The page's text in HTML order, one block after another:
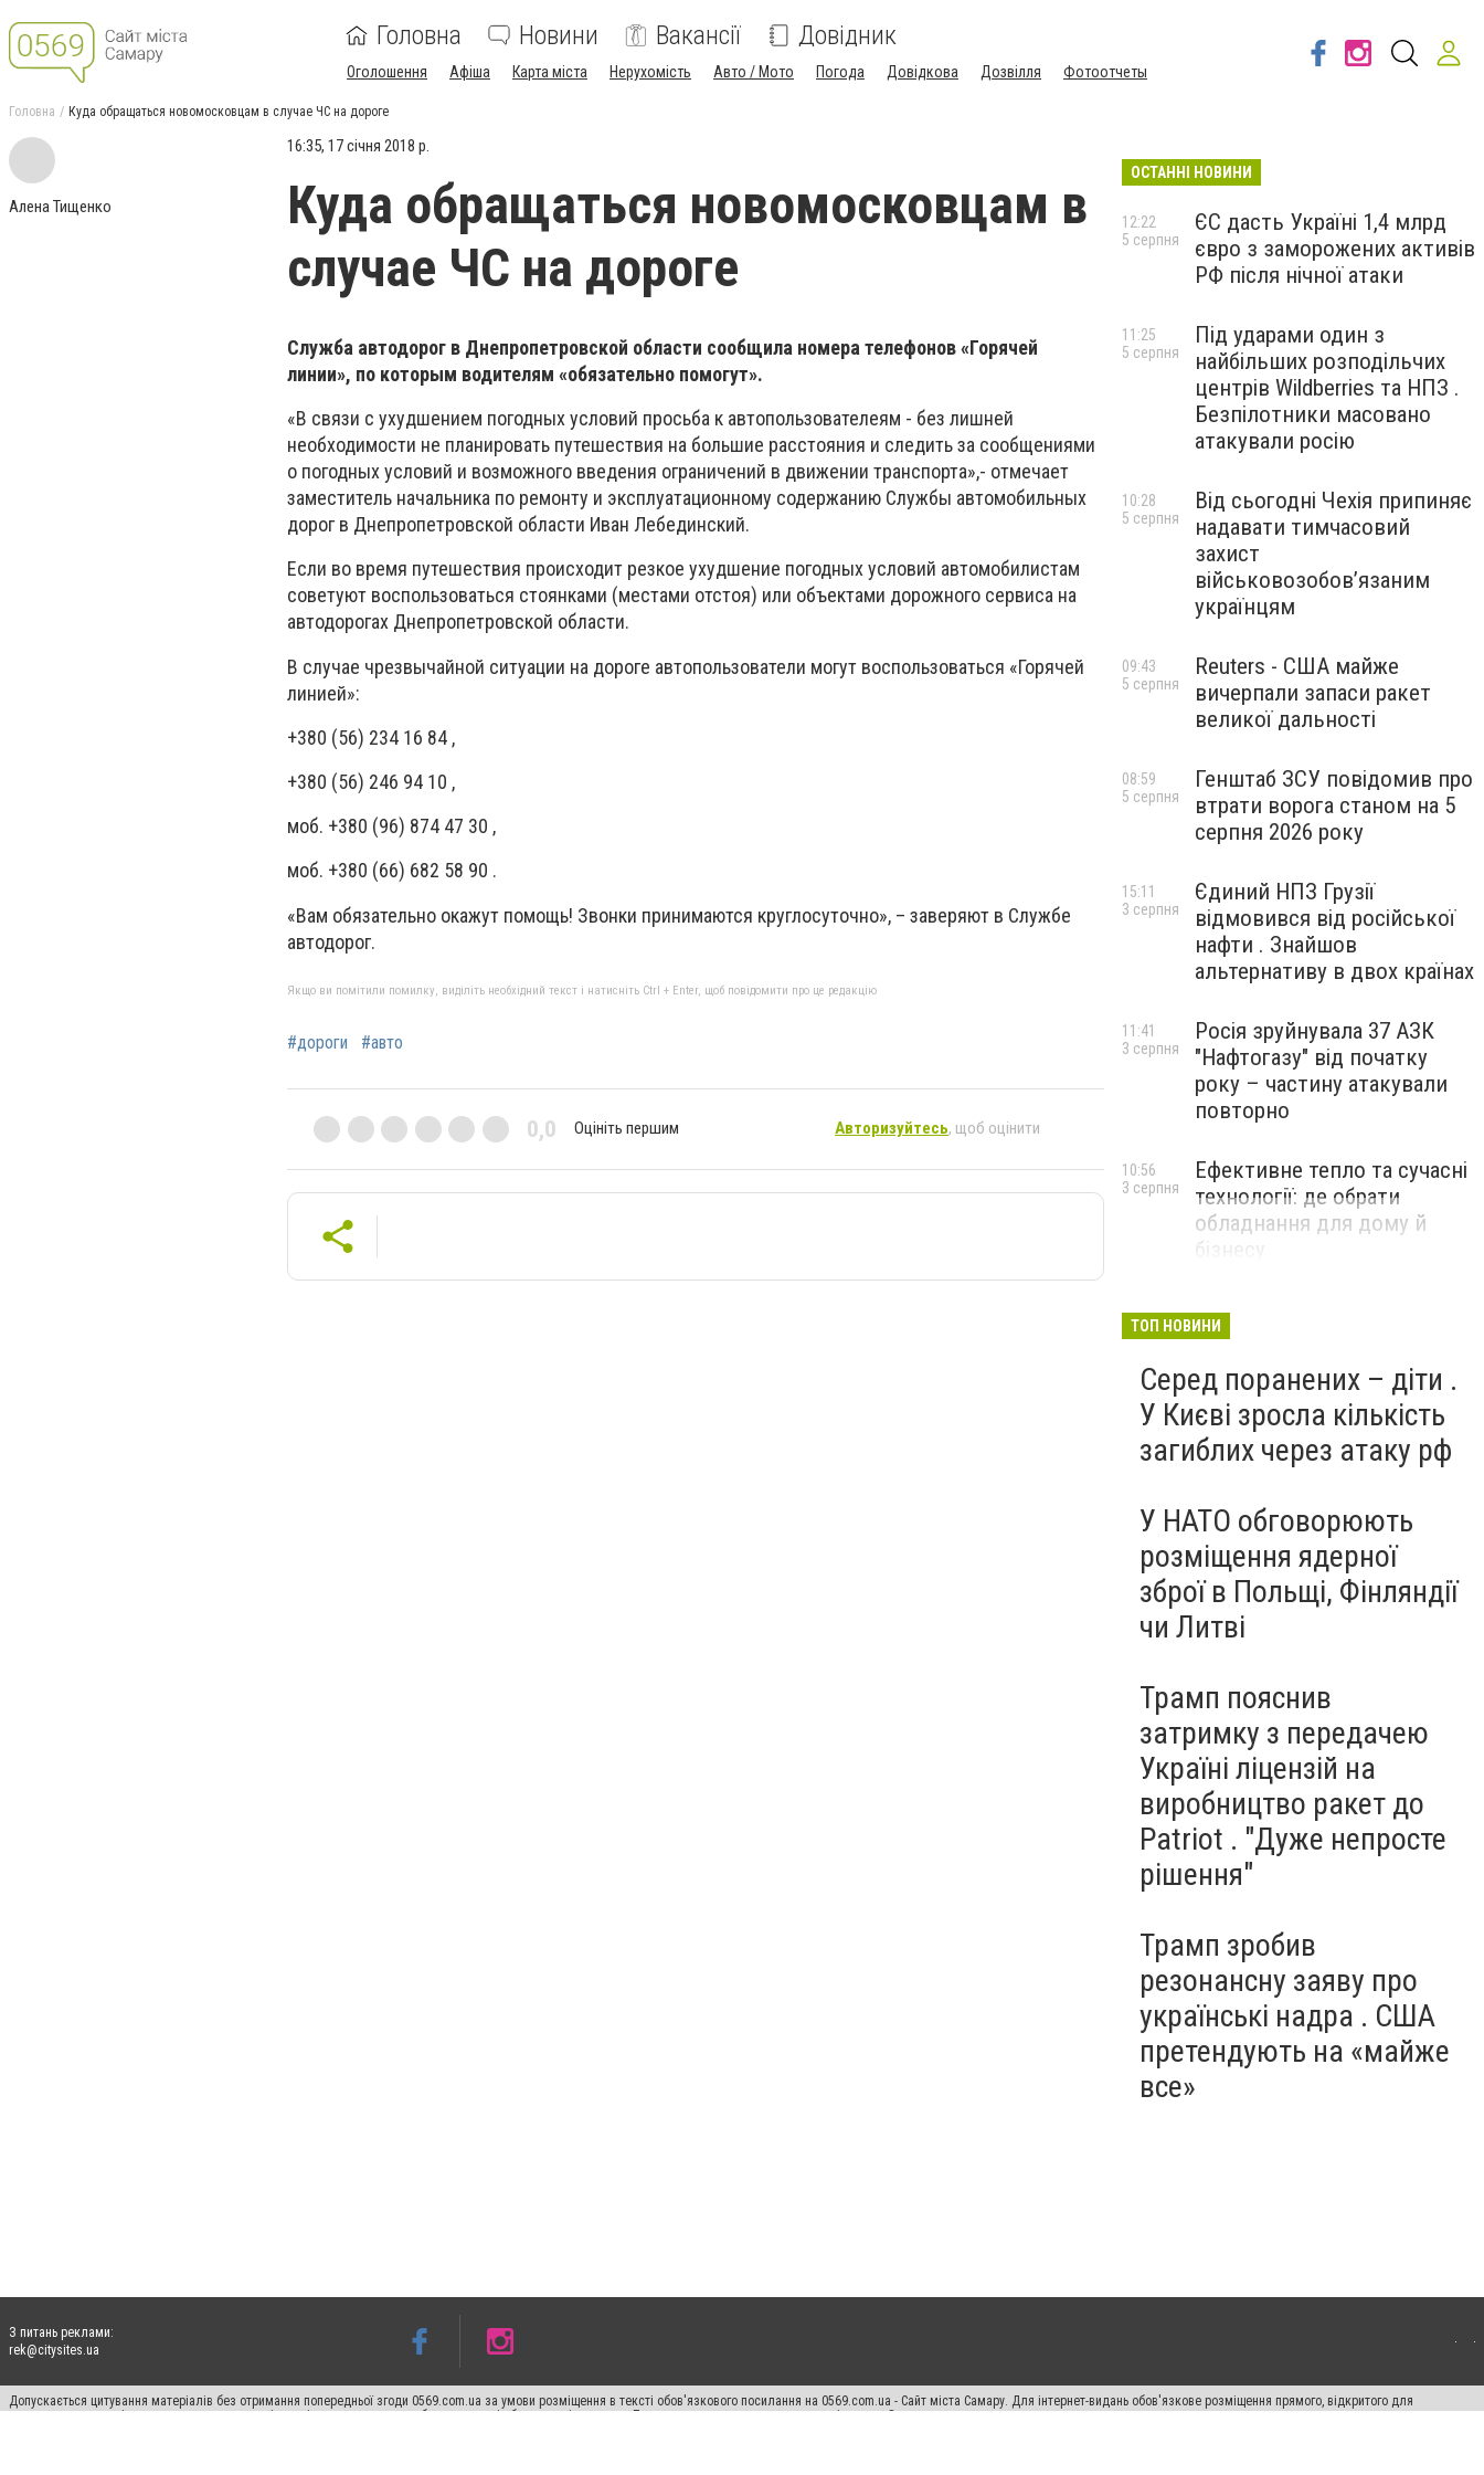
Головна Новини Вакансії Довідник
Оголошення Афіша Карта міста Нерухомість Авто / Мото Погода Довідкова Дозвілля Фотоотчеты
Головна Куда обращаться новомосковцам в случае ЧС на дороге
Алена Тищенко
16:35, 17 січня 2018 р.
Куда обращаться новомосковцам в
случае ЧС на дороге
Служба автодорог в Днепропетровской области сообщила номера телефонов «Горячей
линии», по которым водителям «обязательно помогут».
«В связи с ухудшением погодных условий просьба к автопользователеям - без лишней
необходимости не планировать путешествия на большие расстояния и следить за сообщениями
о погодных условий и возможного введения ограничений в движении транспорта»,- отмечает
заместитель начальника по ремонту и эксплуатационному содержанию Службы автомобильных
дорог в Днепропетровской области Иван Лебединский.
Если во время путешествия происходит резкое ухудшение погодных условий автомобилистам
советуют воспользоваться стоянками (местами отстоя) или объектами дорожного сервиса на
автодорогах Днепропетровской области.
В случае чрезвычайной ситуации на дороге автопользователи могут воспользоваться «Горячей
линией»:
+380 (56) 234 16 84 ,
+380 (56) 246 94 10 ,
моб. +380 (96) 874 47 30 ,
моб. +380 (66) 682 58 90 .
«Вам обязательно окажут помощь! Звонки принимаются круглосуточно», – заверяют в Службе
автодорог.
Якщо ви помітили помилку, виділіть необхідний текст і натисніть Ctrl + Enter, щоб повідомити про це редакцію
#дороги #авто
0,0 Оцініть першим Авторизуйтесь, щоб оцінити
ОСТАННІ НОВИНИ
ЄС дасть Україні 1,4 млрд
євро з заморожених активів
РФ після нічної атаки
12:22
5 серпня
Під ударами один з
найбільших розподільчих
центрів Wildberries та НПЗ .
Безпілотники масовано
атакували росію
11:25
5 серпня
Від сьогодні Чехія припиняє
надавати тимчасовий
захист
військовозобов’язаним
українцям
10:28
5 серпня
Reuters - США майже
вичерпали запаси ракет
великої дальності
09:43
5 серпня
Генштаб ЗСУ повідомив про
втрати ворога станом на 5
серпня 2026 року
08:59
5 серпня
Єдиний НПЗ Грузії
відмовився від російської
нафти . Знайшов
альтернативу в двох країнах
15:11
3 серпня
Росія зруйнувала 37 АЗК
"Нафтогазу" від початку
року – частину атакували
повторно
11:41
3 серпня
Ефективне тепло та сучасні
технології: де обрати
обладнання для дому й
бізнесу
10:56
3 серпня
ТОП НОВИНИ
Серед поранених – діти .
У Києві зросла кількість
загиблих через атаку рф
У НАТО обговорюють
розміщення ядерної
зброї в Польщі, Фінляндії
чи Литві
Трамп пояснив
затримку з передачею
Україні ліцензій на
виробництво ракет до
Patriot . "Дуже непросте
рішення"
Трамп зробив
резонансну заяву про
українські надра . США
претендують на «майже
все»
З питань реклами:
rek@citysites.ua
Допускається цитування матеріалів без отримання попередньої згоди 0569.com.ua за умови розміщення в тексті обов'язкового посилання на 0569.com.ua - Сайт міста Самару. Для інтернет-видань обов'язкове розміщення прямого, відкритого для
пошукових систем гіперпосилання на цитовані статті не нижче другого абзацу в тексті або в якості джерела. Порушення виняткових прав переслідується Законом.